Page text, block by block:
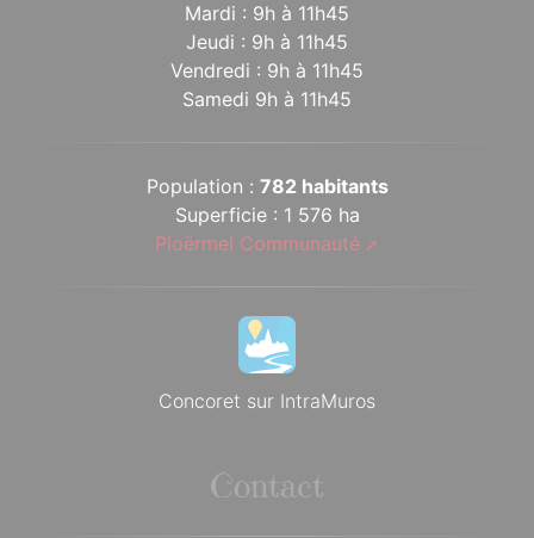
Mardi : 9h à 11h45
Jeudi : 9h à 11h45
Vendredi : 9h à 11h45
Samedi 9h à 11h45
Population : 782 habitants
Superficie : 1 576 ha
Ploërmel Communauté
Concoret sur IntraMuros
Contact